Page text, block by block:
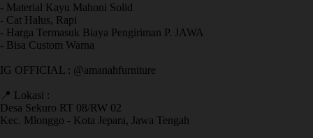
- Material Kayu Mahoni Solid
- Cat Halus, Rapi
- Harga Termasuk Biaya Pengiriman P. JAWA
- Bisa Custom Warna
IG OFFICIAL : @amanahfurniture
📍 Lokasi :
Desa Sekuro RT 08/RW 02
Kec. Mlonggo - Kota Jepara, Jawa Tengah